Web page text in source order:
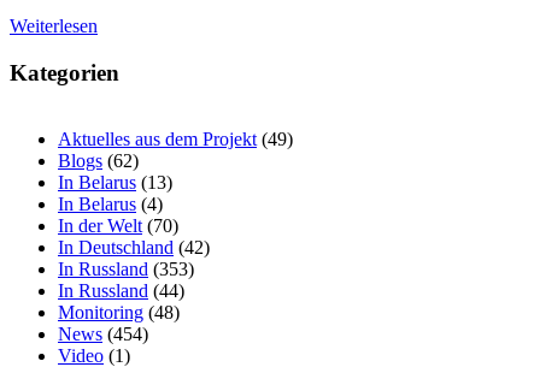
Weiterlesen
Kategorien
Aktuelles aus dem Projekt (49)
Blogs (62)
In Belarus (13)
In Belarus (4)
In der Welt (70)
In Deutschland (42)
In Russland (353)
In Russland (44)
Monitoring (48)
News (454)
Video (1)